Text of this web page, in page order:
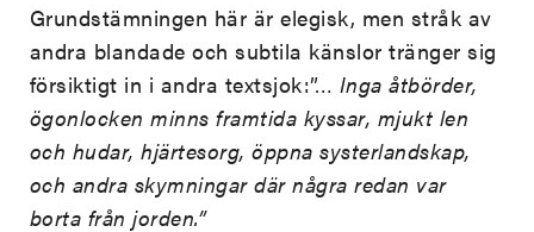
Grundstämningen här är elegisk, men stråk av
andra blandade och subtila känslor tränger sig
försiktigt in i andra textsjok:”… Inga åtbörder,
ögonlocken minns framtida kyssar, mjukt len
och hudar, hjärtesorg, öppna systerlandskap,
och andra skymningar där några redan var
borta från jorden.”